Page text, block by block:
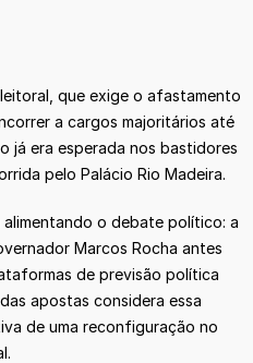
que exige o afastamento
a cargos majoritários até
já era esperada nos bastidores
pelo Palácio Rio Madeira.
o debate político: a
Marcos Rocha antes
de previsão política
apostas considera essa
de uma reconfiguração no